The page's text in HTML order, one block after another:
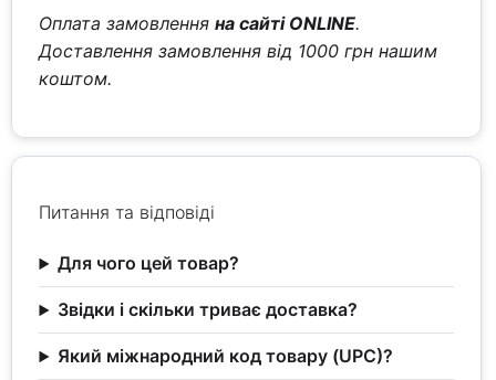
Оплата замовленняна сайті ONLINE.
Доставлення замовлення від 1000 грн нашим
коштом.
Питання та відповіді
Для чого цей товар?
Звідки і скільки триває доставка?
Який міжнародний код товару (UPC)?